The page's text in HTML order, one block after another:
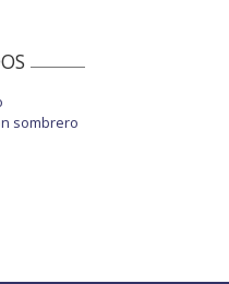
sombrero